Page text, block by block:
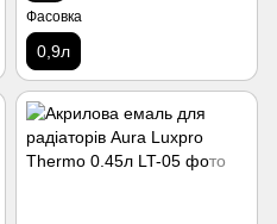
Фасовка
0,9л